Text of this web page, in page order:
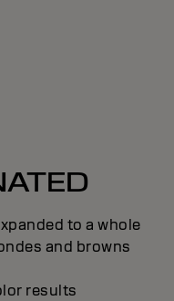
to a whole
and browns
results